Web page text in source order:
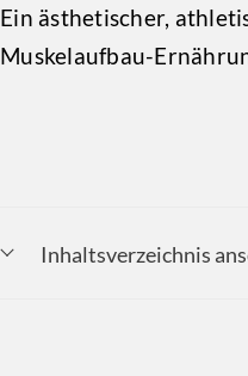
Ein ästhetischer,
Muskelaufbau-
Inhaltsverzeichnis